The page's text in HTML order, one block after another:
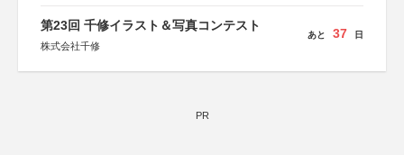
第23回 千修イラスト＆写真コンテスト
株式会社千修
あと 37 日
PR